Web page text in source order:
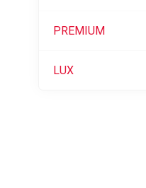
PREMIUM
LUX